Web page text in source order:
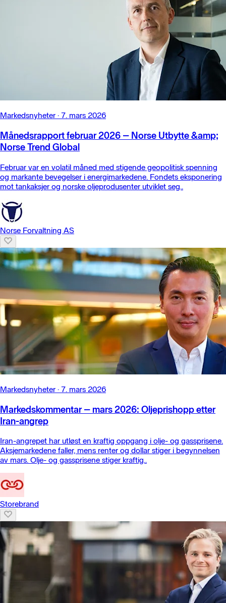
Markedsnyheter · 7. mars 2026
Månedsrapport februar 2026 – Norse Utbytte &amp;
Norse Trend Global
Februar var en volatil måned med stigende geopolitisk spenning
og markante bevegelser i energimarkedene. Fondets eksponering
mot tankaksjer og norske oljeprodusenter utviklet seg..
Norse Forvaltning AS
Markedsnyheter · 7. mars 2026
Markedskommentar – mars 2026: Oljeprishopp etter
Iran-angrep
Iran-angrepet har utløst en kraftig oppgang i olje- og gassprisene.
Aksjemarkedene faller, mens renter og dollar stiger i begynnelsen
av mars. Olje- og gassprisene stiger kraftig..
Storebrand